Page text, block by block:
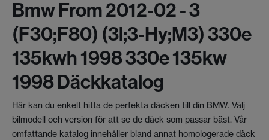
Bmw From 2012-02 - 3
(f30;f80) (3l;3-Hy;m3) 330e
135kwh 1998 330e 135kw
1998 Däckkatalog
Här kan du enkelt hitta de perfekta däcken till din BMW. Välj
bilmodell och version för att se de däck som passar bäst. Vår
omfattande katalog innehåller bland annat homologerade däck